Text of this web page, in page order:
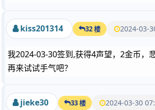
kiss201314 32 楼 2024-03-
我2024-03-30签到,获得4声望，2金币，
再来试试手气吧？
jieke30 33 楼 2024-03-30